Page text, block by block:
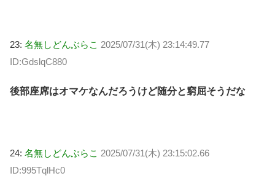
23: 名無しどんぶらこ 2025/07/31(木) 23:14:49.77
ID:GdslqC880
後部座席はオマケなんだろうけど随分と窮屈そうだな
24: 名無しどんぶらこ 2025/07/31(木) 23:15:02.66
ID:995TqlHc0